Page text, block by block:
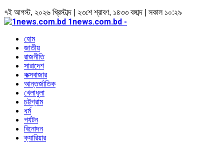
৭ই আগস্ট, ২০২৬ খ্রিস্টাব্দ | ২৩শে শ্রাবণ, ১৪৩৩ বঙ্গাব্দ | সকাল ১০:২৯
1news.com.bd -
হোম
জাতীয়
রাজনীতি
সারাদেশ
কক্সবাজার
আন্তর্জাতিক
খেলাধুলা
চট্টগ্রাম
ধর্ম
পর্যটন
বিনোদন
ক্যারিয়ার